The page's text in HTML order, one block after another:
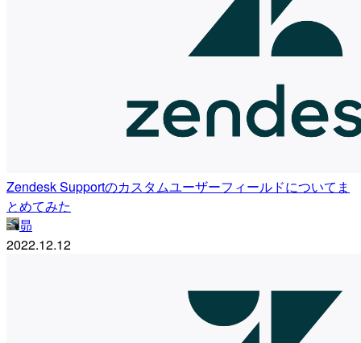
Zendesk Supportのカスタムユーザーフィールドについてま
とめてみた
昴
2022.12.12